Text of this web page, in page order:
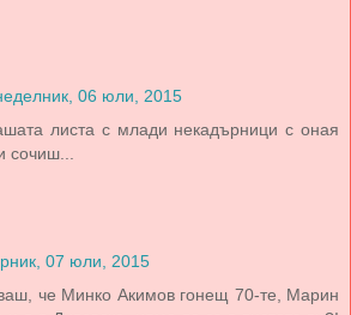
06 юли, 2015
листа с млади некадърници с оная
сочиш...
07 юли, 2015
че Минко Акимов гонещ 70-те, Марин